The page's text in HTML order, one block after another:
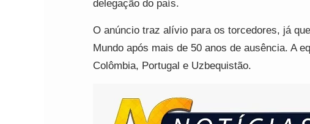
delegação do país.
O anúncio traz alívio para os torcedores, já
Mundo após mais de 50 anos de ausência. A
Colômbia, Portugal e Uzbequistão.